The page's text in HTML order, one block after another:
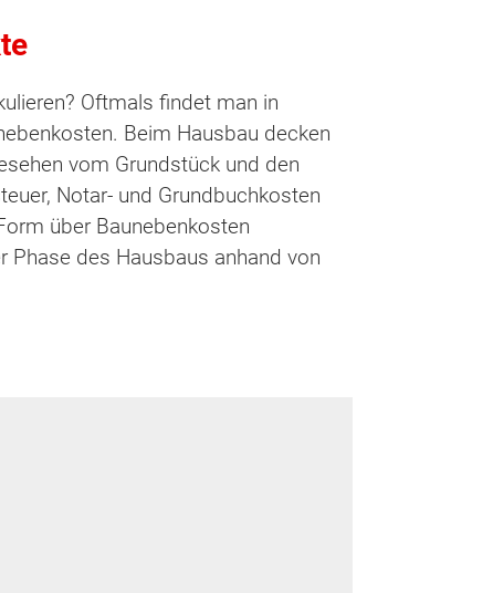
Oftmals findet man in
Beim Hausbau decken
vom Grundstück und den
Notar- und Grundbuchkosten
über Baunebenkosten
Phase des Hausbaus anhand von